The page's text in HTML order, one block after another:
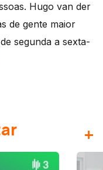
Hugo van der
de gente maior
segunda a sexta-
+